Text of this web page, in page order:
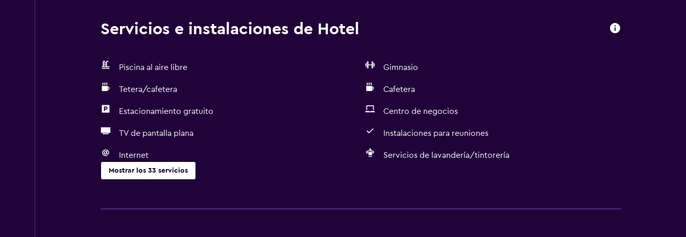
Servicios e instalaciones de Hotel
Piscina al aire libre Gimnasio
Tetera/cafetera Cafetera
Estacionamiento gratuito Centro de negocios
TV de pantalla plana Instalaciones para reuniones
Internet Servicios de lavandería/tintorería
Mostrar los 33 servicios
Para no fumadores
Salas de conferencia